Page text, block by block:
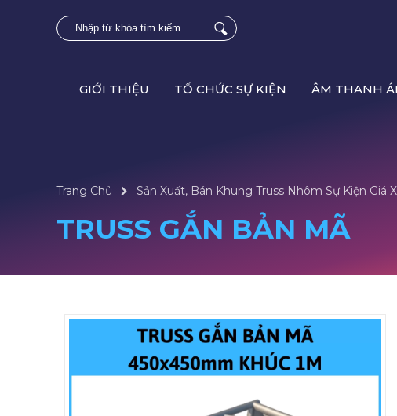
GIỚI THIỆU TỔ CHỨC SỰ KIỆN ÂM THANH
Trang Chủ Sản Xuất, Bán Khung Truss Nhôm Sự Kiện Giá
TRUSS GẮN BẢN MÃ